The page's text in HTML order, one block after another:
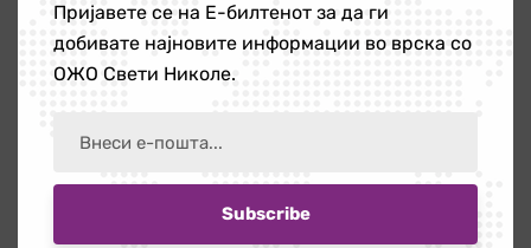
и ‘рбетот кои се шират во рацете и
нозете”
16 јули 2026
Пријавете се на Е-билтенот за да ги
добивате најновите информации во врска со
ОЖО Свети Николе.